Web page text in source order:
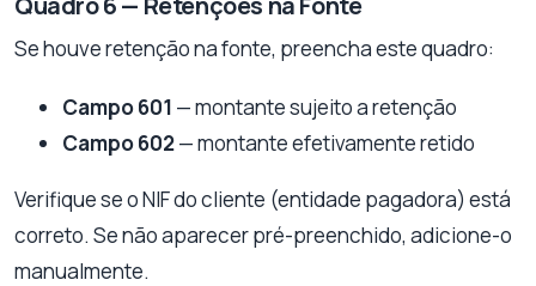
Se houve retenção na fonte, preencha este quadro:
Campo 601 — montante sujeito a retenção
Campo 602— montante efetivamente retido
Verifique se o NIF do cliente (entidade pagadora) está
correto. Se não aparecer pré-preenchido, adicione-o
manualmente.